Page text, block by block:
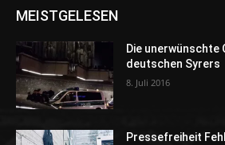
MEISTGELESEN
Die unerwünschte
deutschen Syrers
8. Juli 2016
Pressefreiheit